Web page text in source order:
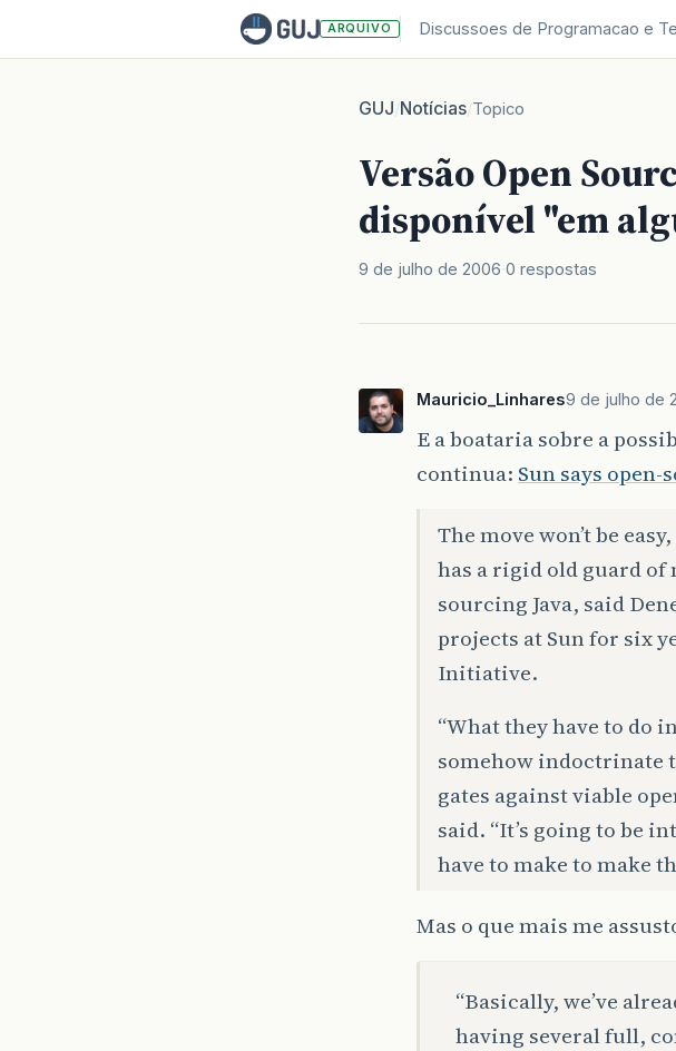
ARQUIVO Discussoes de Programacao e
GUJ/Notícias/Topico
Versão Open
disponível "em
9 de julho de 2006 0 respostas
Mauricio_Linhares9 de julho de
E a boataria sobre a
continua: Sun says open-
The move won’t be
has a rigid old guard of
sourcing Java, said
projects at Sun for six
Initiative.
“What they have to do
somehow indoctrinate
gates against viable
said. “It’s going to be
have to make to make
Mas o que mais me
“Basically, we’ve
having several full,